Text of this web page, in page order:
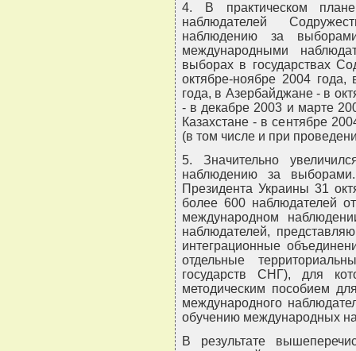
4. В практическом
наблюдателей
наблюдению за
международными
выборах в государствах
октябре-ноябре 2004
года, в Азербайджане - в
- в декабре 2003 и марте
Казахстане - в сентябре
(в том числе и при
5. Значительно
наблюдению за
Президента Украины 31
более 600 наблюдателей
международном
наблюдателей,
интеграционные
отдельные
государств СНГ), для
методическим пособием
международного
обучению международных
В результате